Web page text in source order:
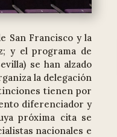
San Francisco y la
y el programa de
se han alzado
la delegación
tienen por
diferenciador y
próxima cita se
nacionales e